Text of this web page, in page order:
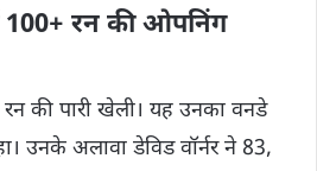
100+ रन की ओपनिंग
की पारी खेली। यह उनका वनडे
उनके अलावा डेविड वॉर्नर ने 83,